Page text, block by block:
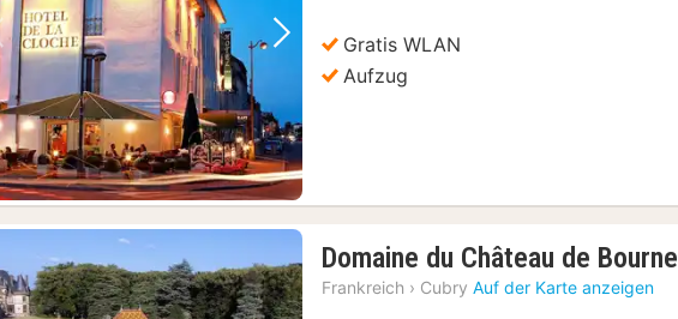
Vorheriges Bild Nächstes Bild
Gratis WLAN
Aufzug
Domaine du Château de Bournel
Frankreich › Cubry Auf der Karte anzeigen